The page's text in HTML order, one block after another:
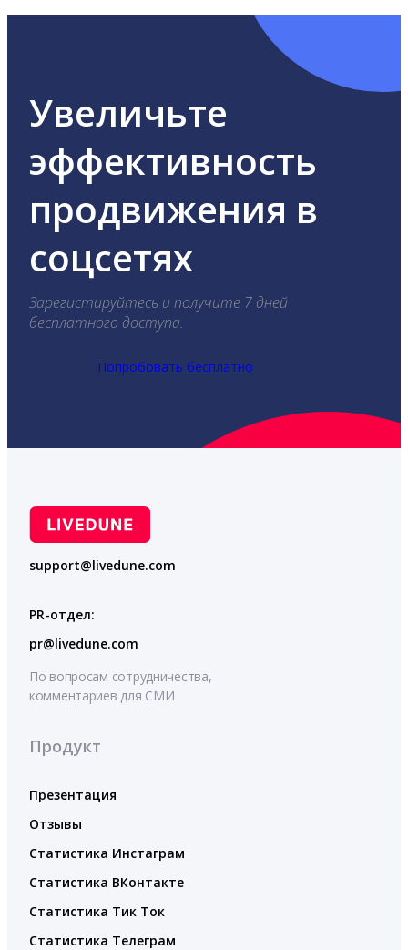
Увеличьте
эффективность
продвижения в
соцсетях
Зарегистируйтесь и получите 7 дней
бесплатного доступа.
Попробовать бесплатно
support@livedune.com
PR-отдел:
pr@livedune.com
По вопросам сотрудничества,
комментариев для СМИ
Продукт
Презентация
Отзывы
Статистика Инстаграм
Статистика ВКонтакте
Статистика Тик Ток
Статистика Телеграм